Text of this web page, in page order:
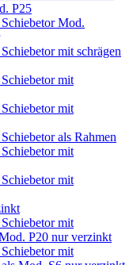
P25
Mod.
mit schrägen
mit
mit
als Rahmen
mit
mit
mit
P20 nur verzinkt
mit